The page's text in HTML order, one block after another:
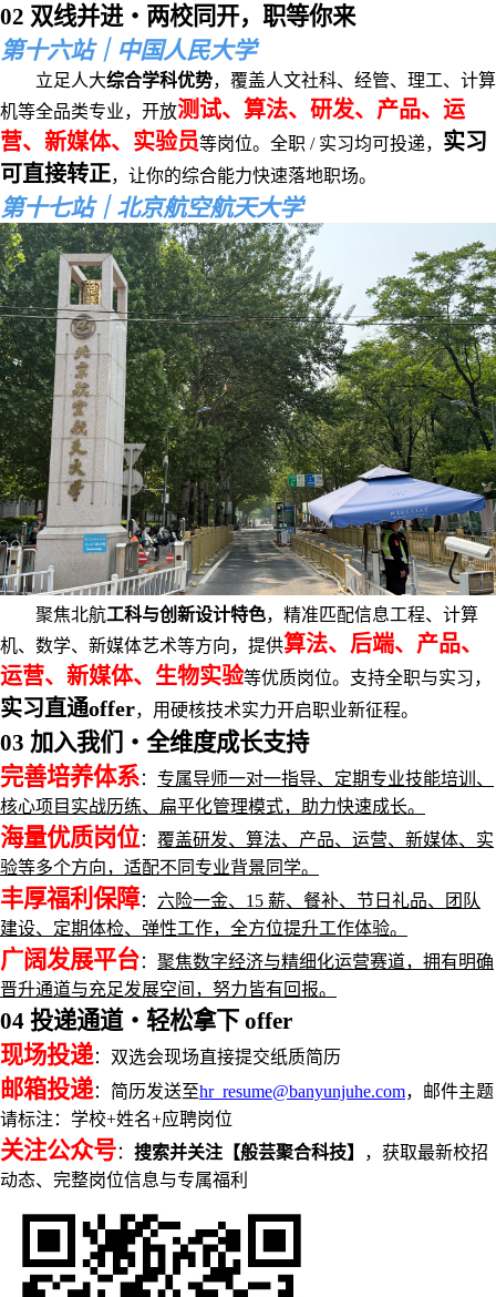
02 双线并进・两校同开，职等你来
第十六站｜中国人民大学
立足人大综合学科优势，覆盖人文社科、经管、理工、计算
机等全品类专业，开放测试、算法、研发、产品、运
营、新媒体、实验员等岗位。全职 / 实习均可投递， 实习
可直接转正，让你的综合能力快速落地职场。
第十七站｜北京航空航天大学
聚焦北航工科与创新设计特色，精准匹配信息工程、计算
机、数学、新媒体艺术等方向，提供算法、后端、产品、
运营、新媒体、生物实验等优质岗位。支持全职与实习，
实习直通offer，用硬核技术实力开启职业新征程。
03 加入我们・全维度成长支持
完善培养体系： 专属导师一对一指导、定期专业技能培训、
核心项目实战历练、扁平化管理模式，助力快速成长。
海量优质岗位： 覆盖研发、算法、产品、运营、新媒体、实
验等多个方向，适配不同专业背景同学。
丰厚福利保障： 六险一金、15 薪、餐补、节日礼品、团队
建设、定期体检、弹性工作，全方位提升工作体验。
广阔发展平台： 聚焦数字经济与精细化运营赛道，拥有明确
晋升通道与充足发展空间，努力皆有回报。
04 投递通道・轻松拿下 offer
现场投递：双选会现场直接提交纸质简历
邮箱投递：简历发送至hr_resume@banyunjuhe.com，邮件主题
请标注：学校+姓名+应聘岗位
关注公众号： 搜索并关注【般芸聚合科技】
，获取最新校招
动态、完整岗位信息与专属福利